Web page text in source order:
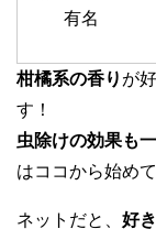
有名
柑橘系の香り が
す！
虫除けの効果も
はココから始め
ネットだと、 好